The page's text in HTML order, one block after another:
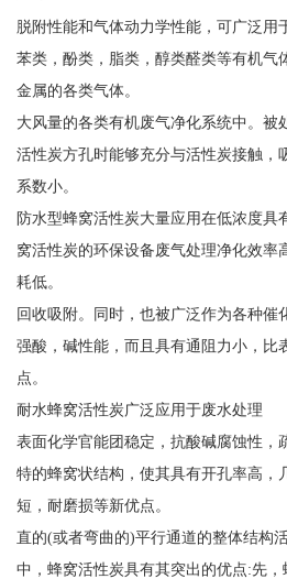
脱附性能和气体动力学性能，可广泛用
苯类，酚类，脂类，醇类醛类等有机气
金属的各类气体。
大风量的各类有机废气净化系统中。被
活性炭方孔时能够充分与活性炭接触，
系数小。
防水型蜂窝活性炭大量应用在低浓度具
窝活性炭的环保设备废气处理净化效率
耗低。
回收吸附。同时，也被广泛作为各种催
强酸，碱性能，而且具有通阻力小，比
点。
耐水蜂窝活性炭广泛应用于废水处理
表面化学官能团稳定，抗酸碱腐蚀性，
特的蜂窝状结构，使其具有开孔率高，
短，耐磨损等新优点。
直的(或者弯曲的)平行通道的整体结构
中，蜂窝活性炭具有其突出的优点:先